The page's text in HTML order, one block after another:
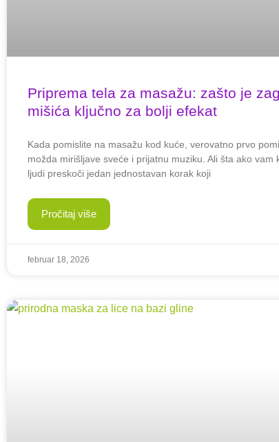
Priprema tela za masažu: zašto je
mišića ključno za bolji efekat
Kada pomislite na masažu kod kuće, verovatno prvo
možda mirišljave sveće i prijatnu muziku. Ali šta ako vam
ljudi preskoči jedan jednostavan korak koji
Pročitaj više
februar 18, 2026